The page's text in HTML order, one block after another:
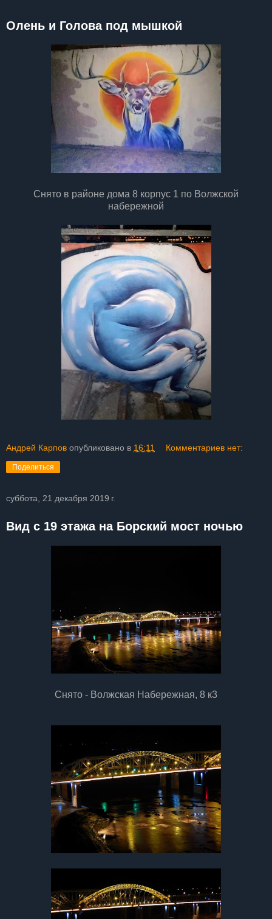
Олень и Голова под мышкой
Снято в районе дома 8 корпус 1 по Волжской
набережной
Андрей Карпов опубликовано в 16:11 Комментариев нет:
Поделиться
суббота, 21 декабря 2019 г.
Вид с 19 этажа на Борский мост ночью
Снято - Волжская Набережная, 8 к3